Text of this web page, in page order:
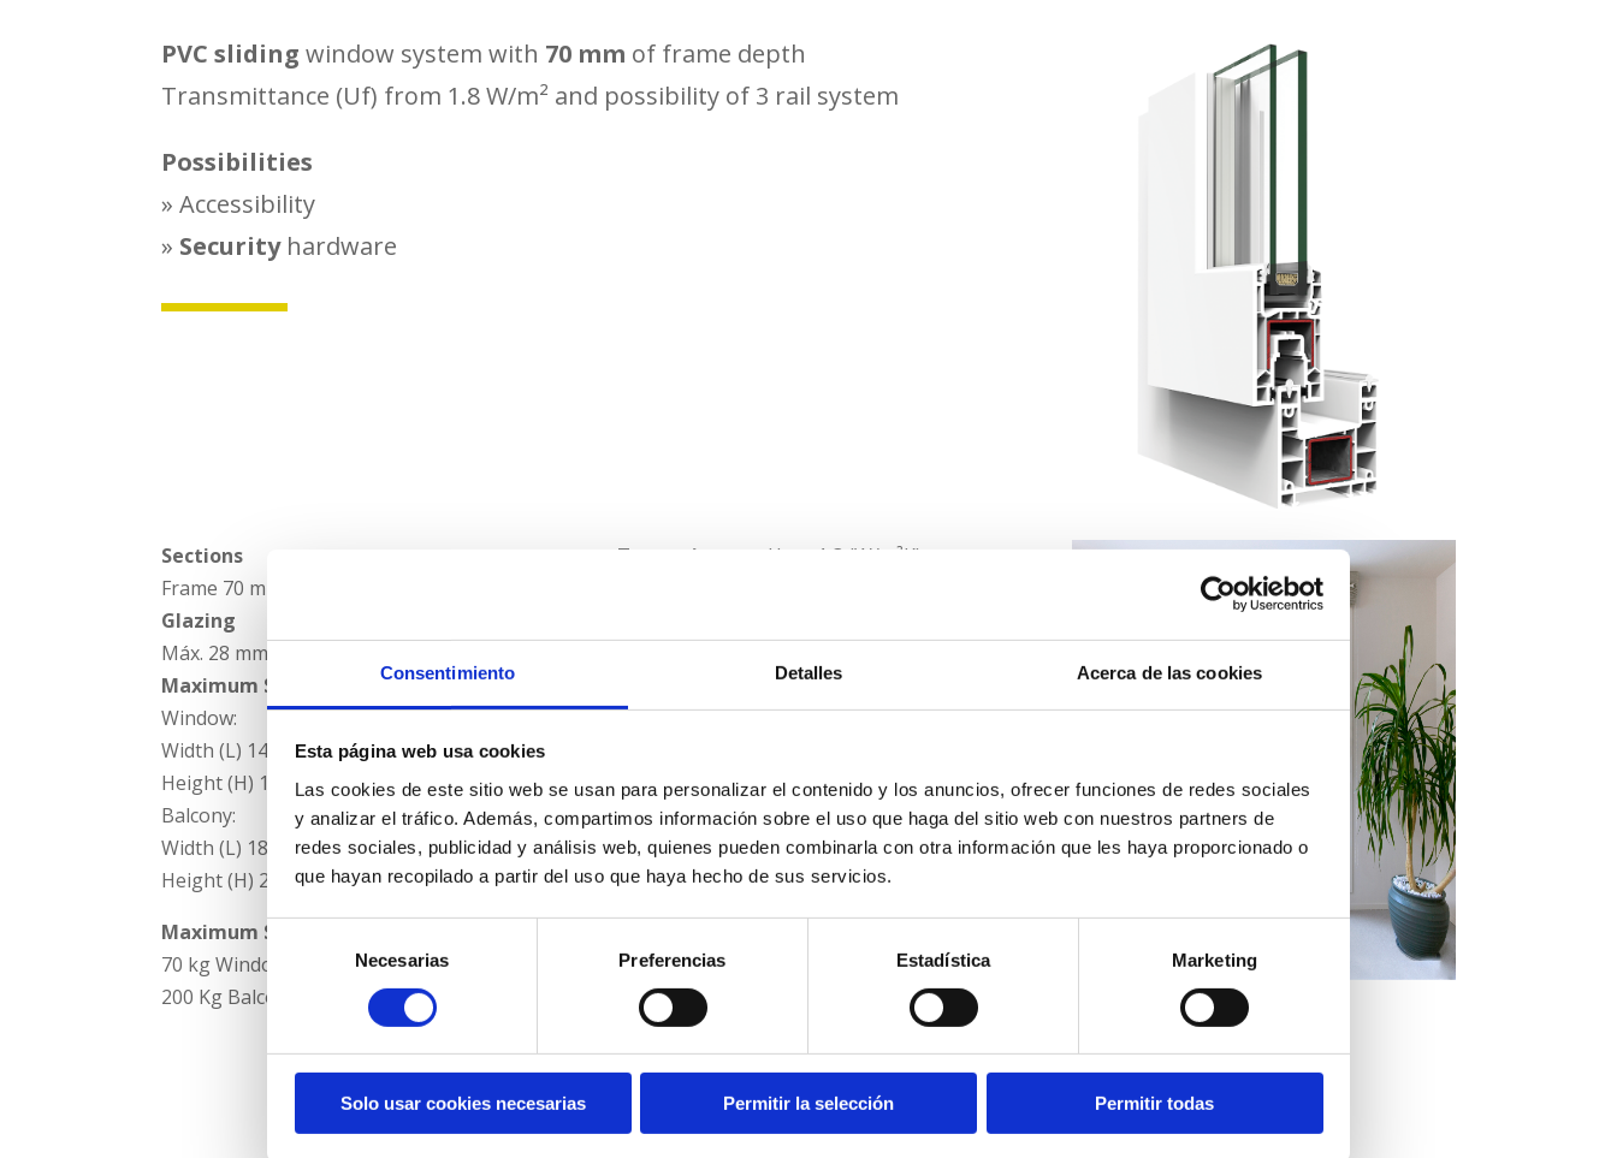
Consentimiento Detalles Acerca de las cookies
Esta página web usa cookies
Las cookies de este sitio web se usan para personalizar el contenido y los anuncios, ofrecer funciones de redes sociales
y analizar el tráfico. Además, compartimos información sobre el uso que haga del sitio web con nuestros partners de
redes sociales, publicidad y análisis web, quienes pueden combinarla con otra información que les haya proporcionado o
que hayan recopilado a partir del uso que haya hecho de sus servicios.
Selección
de
consentimiento
Necesarias Preferencias Estadística Marketing
Solo usar cookies necesarias Permitir la selección Permitir todas
PVC sliding window system with 70 mm of frame depth
Transmittance (Uf) from 1.8 W/m² and possibility of 3 rail system
Possibilities
» Accessibility
» Securityhardware
Sections
Frame 70 mm, Sash 46 mm
Glazing
Máx. 28 mm, Mín. 4 mm
Maximum Sash Dimensions
Window:
Width (L) 1400 mm
Height (H) 1800 mm
Balcony:
Width (L) 1800 mm
Height (H) 2600 mm
Maximum Sash Weight
70 kg Window
200 Kg Balcony
Transmittance
Uw ≥ 1,3 (W/m²K)
Class 7A
Wind resistanceClass C5
Side hung (Door)
Inward Opening
» Sliding 2 sashe
» Sliding 3 sashe
» Sliding 4 sashe
» Sliding 6 sashe
Finishes
» Possibility of bicolour systems
» Colour